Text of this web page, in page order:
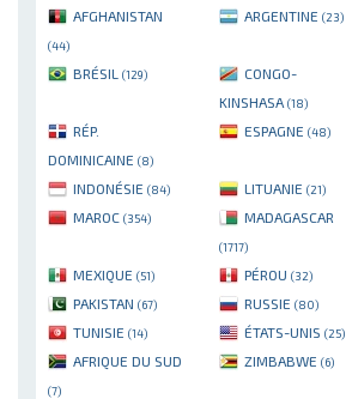
AFGHANISTAN
(44)
ARGENTINE (23)
BRÉSIL (129)
CONGO-
KINSHASA (18)
RÉP.
DOMINICAINE (8)
ESPAGNE (48)
INDONÉSIE (84) LITUANIE (21)
MAROC (354) MADAGASCAR
(1717)
MEXIQUE (51) PÉROU (32)
PAKISTAN (67) RUSSIE (80)
TUNISIE (14) ÉTATS-UNIS (25)
AFRIQUE DU SUD
(7)
ZIMBABWE (6)